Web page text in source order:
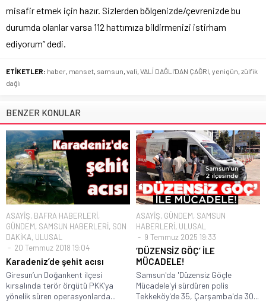
misafir etmek için hazır. Sizlerden bölgenizde/çevrenizde bu
durumda olanlar varsa 112 hattımıza bildirmenizi istirham
ediyorum” dedi.
ETİKETLER: haber manset samsun vali VALİ DAĞLI'DAN ÇAĞRI yenigün zülfik
dağlı
BENZER KONULAR
ASAYİŞ, BAFRA HABERLERİ,
GÜNDEM, SAMSUN HABERLERİ, SON
DAKİKA, ULUSAL
20 Temmuz 2018 19:04
Karadeniz’de şehit acısı
Giresun’un Doğankent ilçesi
kırsalında terör örgütü PKK’ya
yönelik süren operasyonlarda...
ASAYİŞ, GÜNDEM, SAMSUN
HABERLERİ, ULUSAL
9 Temmuz 2025 19:33
‘DÜZENSİZ GÖÇ’ İLE
MÜCADELE!
Samsun'da 'Düzensiz Göçle
Mücadele'yi sürdüren polis
Tekkeköy'de 35, Çarşamba'da 30...